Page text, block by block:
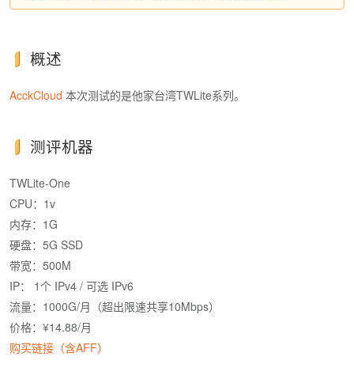
概述
AcckCloud 本次测试的是他家台湾TWLite系列。
测评机器
TWLite-One
CPU：1v
内存：1G
硬盘：5G SSD
带宽：500M
IP： 1个 IPv4 / 可选 IPv6
流量：1000G/月（超出限速共享10Mbps）
价格：¥14.88/月
购买链接（含AFF）